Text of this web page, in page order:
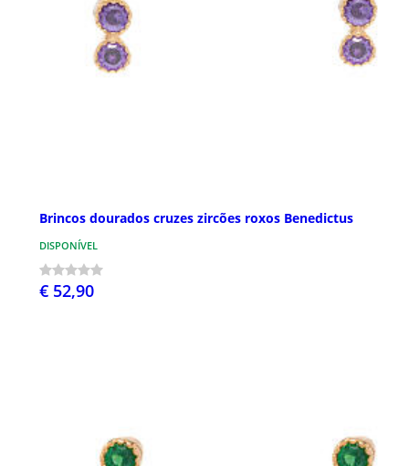
Brincos dourados cruzes zircões roxos Benedictus
DISPONÍVEL
€ 52,90